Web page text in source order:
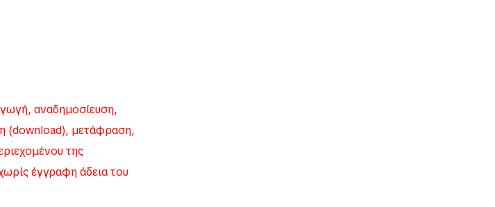
αναδημοσίευση,
(download), μετάφραση,
της
έγγραφη άδεια του